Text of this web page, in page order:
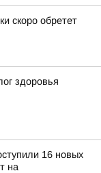
скоро обретет
здоровья
16 новых
на